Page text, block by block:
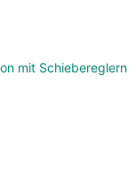
mit Schiebereglern